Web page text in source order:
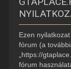
Ezen
fórum (a
„https://
fórum